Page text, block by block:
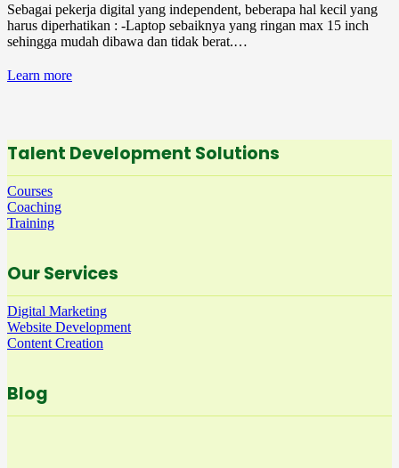
Sebagai pekerja digital yang independent, beberapa hal kecil yang
harus diperhatikan : -Laptop sebaiknya yang ringan max 15 inch
sehingga mudah dibawa dan tidak berat.…
Learn more
Talent Development Solutions
Courses
Coaching
Training
Our Services
Digital Marketing
Website Development
Content Creation
Blog